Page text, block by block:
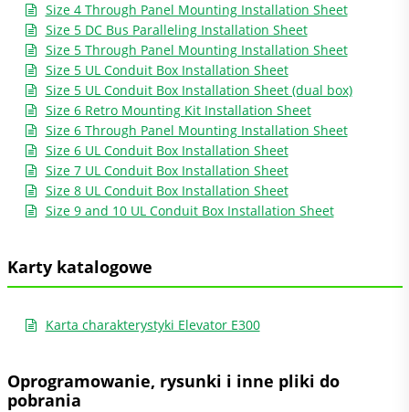
Size 4 Through Panel Mounting Installation Sheet
Size 5 DC Bus Paralleling Installation Sheet
Size 5 Through Panel Mounting Installation Sheet
Size 5 UL Conduit Box Installation Sheet
Size 5 UL Conduit Box Installation Sheet (dual box)
Size 6 Retro Mounting Kit Installation Sheet
Size 6 Through Panel Mounting Installation Sheet
Size 6 UL Conduit Box Installation Sheet
Size 7 UL Conduit Box Installation Sheet
Size 8 UL Conduit Box Installation Sheet
Size 9 and 10 UL Conduit Box Installation Sheet
Karty katalogowe
Karta charakterystyki Elevator E300
Oprogramowanie, rysunki i inne pliki do
pobrania